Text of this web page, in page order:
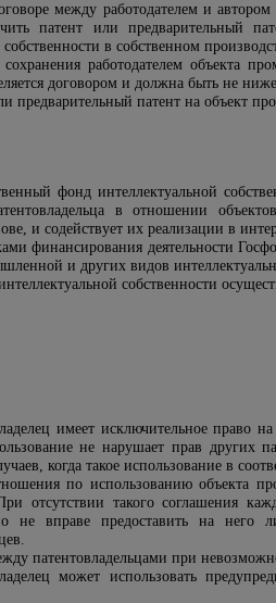
между работодателем и
патент или предварительный
в собственном
работодателем объекта
договором и должна быть не
предварительный патент на объект
фонд интеллектуальной
в отношении
и содействует их реализации в
финансирования деятельности
и других видов
собственности
имеет исключительное право
не нарушает прав других
когда такое использование в
по использованию объекта
отсутствии такого соглашения
не вправе предоставить на него
патентовладельцами при
может использовать